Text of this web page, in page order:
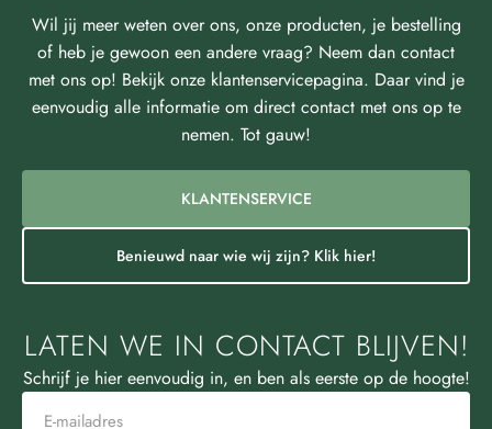
Wil jij meer weten over ons, onze producten, je bestelling
of heb je gewoon een andere vraag? Neem dan contact
met ons op! Bekijk onze klantenservicepagina. Daar vind je
eenvoudig alle informatie om direct contact met ons op te
nemen. Tot gauw!
KLANTENSERVICE
Benieuwd naar wie wij zijn? Klik hier!
LATEN WE IN CONTACT BLIJVEN!
Schrijf je hier eenvoudig in, en ben als eerste op de hoogte!